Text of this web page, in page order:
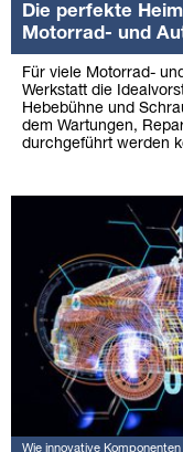
Die perfekte
Motorrad- und
Für viele Motorrad-
Werkstatt die
Hebebühne und
dem Wartungen,
durchgeführt werden
Wie innovative